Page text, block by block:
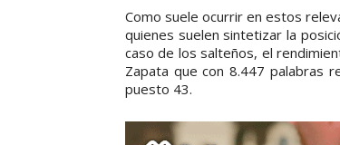
Como suele ocurrir en estos
quienes suelen sintetizar la
caso de los salteños, el
Zapata que con 8.447 palabras
puesto 43.